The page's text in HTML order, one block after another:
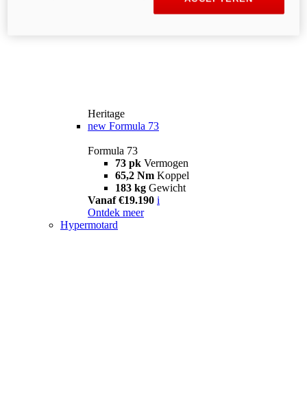
Heritage
new Formula 73
Formula 73
73 pk Vermogen
65,2 Nm Koppel
183 kg Gewicht
Vanaf €19.190 i
Ontdek meer
Hypermotard